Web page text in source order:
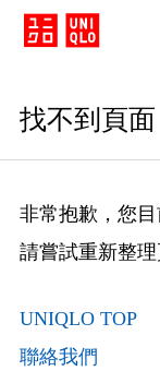
找不到頁面
非常抱歉，您目
請嘗試重新整理
UNIQLO TOP
聯絡我們